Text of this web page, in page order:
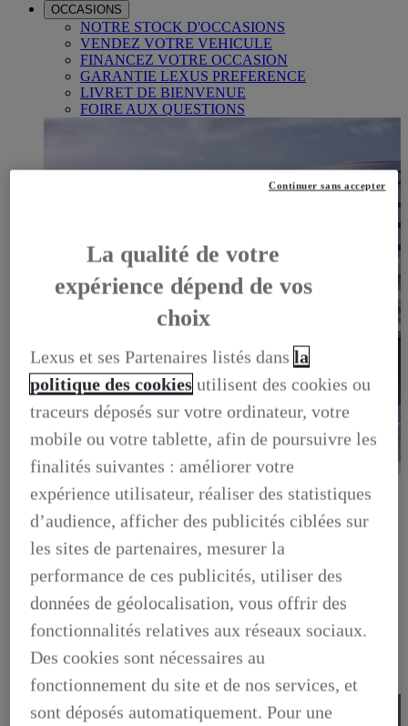
OCCASIONS
NOTRE STOCK D'OCCASIONS
VENDEZ VOTRE VEHICULE
FINANCEZ VOTRE OCCASION
GARANTIE LEXUS PREFERENCE
LIVRET DE BIENVENUE
FOIRE AUX QUESTIONS
LEXUS PRÉFÉRENCE
DECOUVREZ LES VOITURES D'OCCASION
LABELLISEES LEXUS PREFERENCE
LEXUS PRÉFÉRENCE, DECOUVREZ LES VOITURES
D'OCCASION LABELLISEES LEXUS PREFERENCE
BUSINESS
LES AVANTAGES LEXUS BUSINESS
ELECTRIFIED TESTDRIVE
ELECTRIFIED PROGRAM
NOS OFFRES DU MOMENT
NOS SOLUTIONS DE FINANCEMENT
L'HYBRIDE POUR LES PROFESSIONNELS
CONTACTEZ-NOUS
La qualité de votre
expérience dépend de vos
choix
Lexus et ses Partenaires listés dansla
politique des cookies utilisent des cookies ou
traceurs déposés sur votre ordinateur, votre
mobile ou votre tablette, afin de poursuivre les
finalités suivantes : améliorer votre
expérience utilisateur, réaliser des statistiques
d’audience, afficher des publicités ciblées sur
les sites de partenaires, mesurer la
performance de ces publicités, utiliser des
données de géolocalisation, vous offrir des
fonctionnalités relatives aux réseaux sociaux.
Des cookies sont nécessaires au
fonctionnement du site et de nos services, et
sont déposés automatiquement. Pour une
Continuer sans accepter